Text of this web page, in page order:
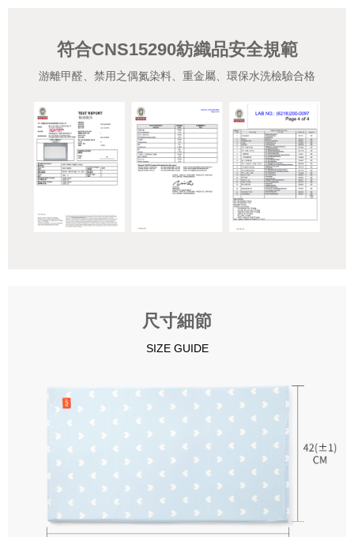
符合CNS15290紡織品安全規範
游離甲醛、禁用之偶氮染料、重金屬、環保水洗檢驗合格
尺寸細節
SIZE GUIDE